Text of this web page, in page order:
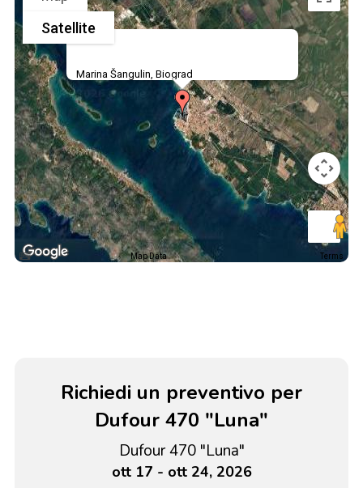
Marina Šangulin, Biograd
Satellite
Map Data Terms
Richiedi un preventivo per
Dufour 470 "Luna"
Dufour 470 "Luna"
ott 17 - ott 24, 2026